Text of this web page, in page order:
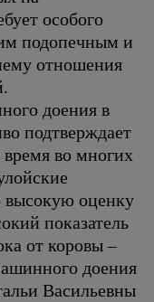
особого
подопечным и
отношения
доения в
подтверждает
время во многих
оценку
показатель
от коровы –
доения
Васильевны